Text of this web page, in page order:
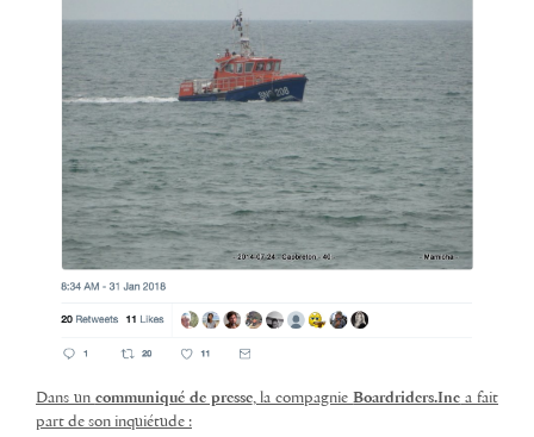
Dans un communiqué de presse, la compagnieBoardriders.Inc a fait
part de son inquiétude :